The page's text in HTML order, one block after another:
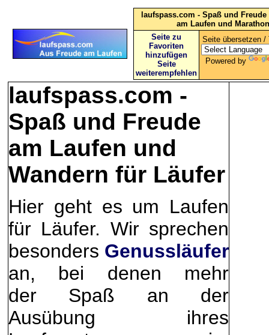
laufspass.com - Spaß und
am Laufen und Marathon
Seite zu
Favoriten
hinzufügen
Seite
weiterempfehlen
Seite übersetzen /
Powered by
laufspass.com -
Spaß und Freude
am Laufen und
Wandern für Läufer
Hier geht es um Laufen
für Läufer. Wir sprechen
besonders Genussläufer
an, bei denen mehr
der Spaß an der
Ausübung ihres